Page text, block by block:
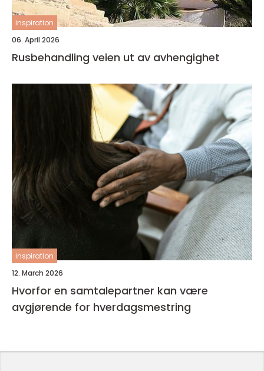
inspiration
06. April 2026
Rusbehandling veien ut av avhengighet
inspiration
12. March 2026
Hvorfor en samtalepartner kan være
avgjørende for hverdagsmestring